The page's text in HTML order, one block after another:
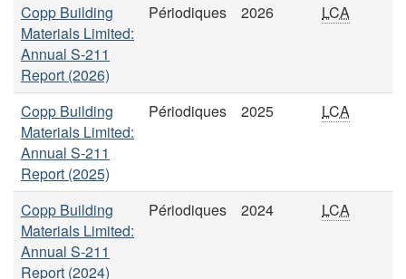
Copp Building
Materials Limited:
Annual S-211
Report (2026)
Périodiques 2026 LCA
Copp Building
Materials Limited:
Annual S-211
Report (2025)
Périodiques 2025 LCA
Copp Building
Materials Limited:
Annual S-211
Report (2024)
Périodiques 2024 LCA